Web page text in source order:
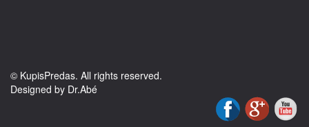
© KupisPredas. All rights reserved.
Designed by Dr.Abé